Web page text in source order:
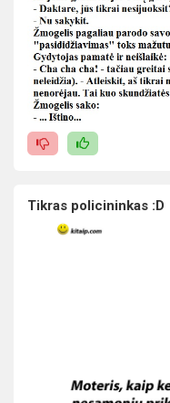
Tikras policininkas :D